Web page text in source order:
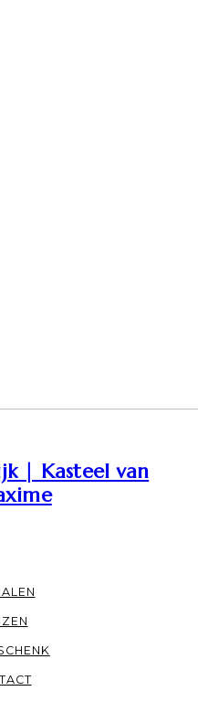
| Kasteel van